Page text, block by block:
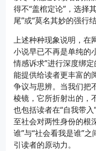
得不“盖棺定论”，选择
尾”或“莫名其妙的强行结
上述种种现象说明，在
小说早已不再是单纯的
情感诉求”进行深度绑
能提供给读者更丰富的
争议与思辨。当我们把
棱镜，它所折射出的，
也包括读者在“自我带
至社会对两性身份的根
谁”与“社会看我是谁”
引读者的原动力。